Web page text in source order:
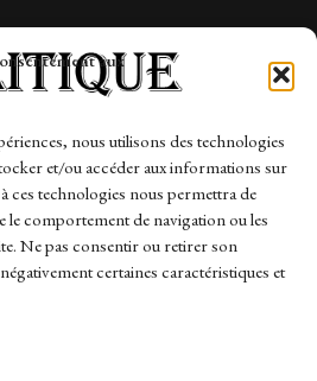
aux
nous utilisons des technologies
et/ou accéder aux informations sur
ces technologies nous permettra de
le comportement de navigation ou les
Ne pas consentir ou retirer son
certaines caractéristiques et